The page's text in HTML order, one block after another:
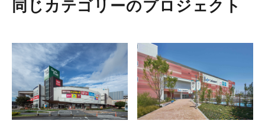
同じカテゴリーのプロジェクト